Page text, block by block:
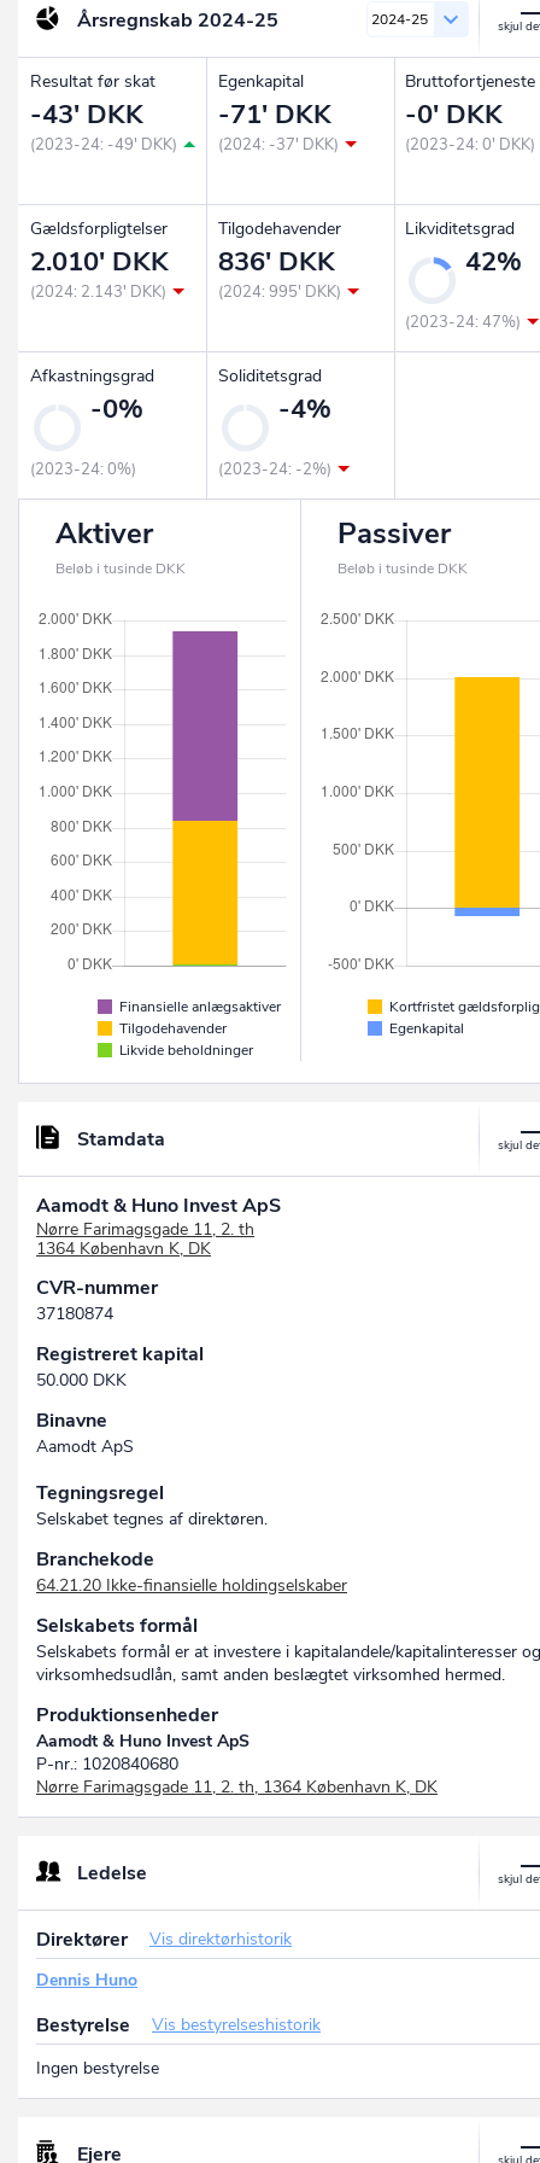
Årsregnskab 2024-25 2024-25
Resultat før skat
-43' DKK
(2023-24: -49' DKK)
Egenkapital
-71' DKK
(2024: -37' DKK)
Bruttofortjeneste
-0' DKK
(2023-24: 0' DKK)
Gældsforpligtelser
2.010' DKK
(2024: 2.143' DKK)
Tilgodehavender
836' DKK
(2024: 995' DKK)
Likviditetsgrad
42%
(2023-24: 47%)
Afkastningsgrad
-0%
(2023-24: 0%)
Soliditetsgrad
-4%
(2023-24: -2%)
Aktiver
Beløb i tusinde DKK
Finansielle anlægsaktiver
Tilgodehavender
Likvide beholdninger
Passiver
Beløb i tusinde DKK
Kortfristet
Egenkapital
Stamdata
Aamodt & Huno Invest ApS
Nørre Farimagsgade 11, 2. th
1364 København K, DK
CVR-nummer
37180874
Registreret kapital
50.000 DKK
Binavne
Aamodt ApS
Tegningsregel
Selskabet tegnes af direktøren.
Branchekode
64.21.20 Ikke-finansielle holdingselskaber
Selskabets formål
Selskabets formål er at investere i kapitalandele/kapitalinteresser og
virksomhedsudlån, samt anden beslægtet virksomhed hermed.
Produktionsenheder
Aamodt & Huno Invest ApS
P-nr.: 1020840680
Nørre Farimagsgade 11, 2. th, 1364 København K, DK
Ledelse
Direktører
Vis direktørhistorik
Dennis Huno
Bestyrelse
Vis bestyrelseshistorik
Ingen bestyrelse
Ejere